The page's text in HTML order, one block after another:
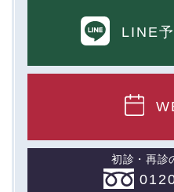
LINE
初診・再診